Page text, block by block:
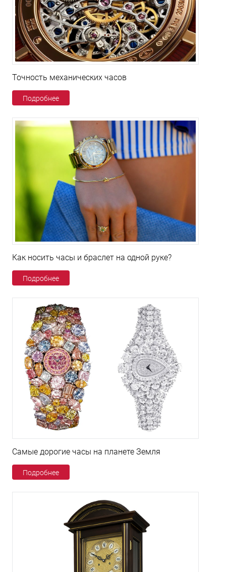
Точность механических часов
Подробнее
Как носить часы и браслет на одной руке?
Подробнее
Самые дорогие часы на планете Земля
Подробнее